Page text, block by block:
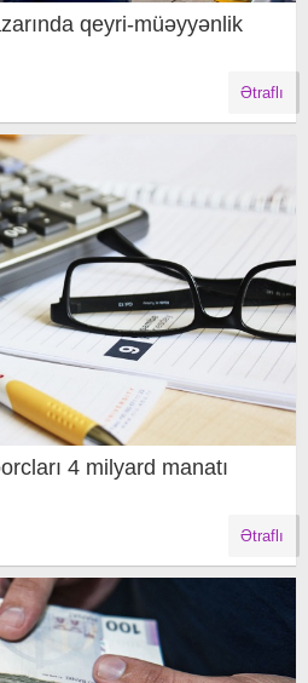
qeyri-müəyyənlik
Ətraflı
4 milyard manatı
Ətraflı